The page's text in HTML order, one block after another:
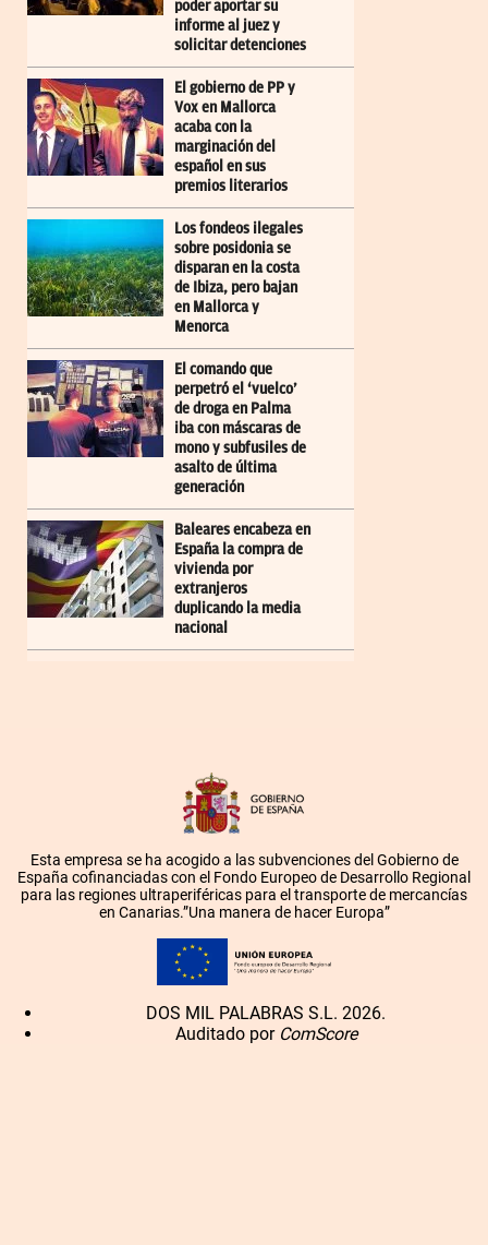
poder aportar su
informe al juez y
solicitar detenciones
El gobierno de PP y
Vox en Mallorca
acaba con la
marginación del
español en sus
premios literarios
Los fondeos ilegales
sobre posidonia se
disparan en la costa
de Ibiza, pero bajan
en Mallorca y
Menorca
El comando que
perpetró el ‘vuelco’
de droga en Palma
iba con máscaras de
mono y subfusiles de
asalto de última
generación
Baleares encabeza en
España la compra de
vivienda por
extranjeros
duplicando la media
nacional
Esta empresa se ha acogido a las subvenciones del Gobierno de
España cofinanciadas con el Fondo Europeo de Desarrollo Regional
para las regiones ultraperiféricas para el transporte de mercancías
en Canarias.”Una manera de hacer Europa”
DOS MIL PALABRAS S.L. 2026.
Auditado por ComScore